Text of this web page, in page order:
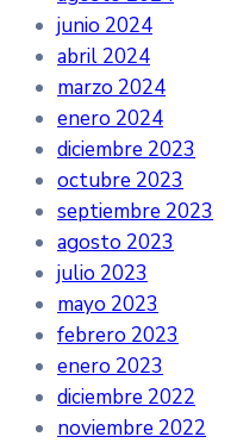
junio 2024
abril 2024
marzo 2024
enero 2024
diciembre 2023
octubre 2023
septiembre 2023
agosto 2023
julio 2023
mayo 2023
febrero 2023
enero 2023
diciembre 2022
noviembre 2022